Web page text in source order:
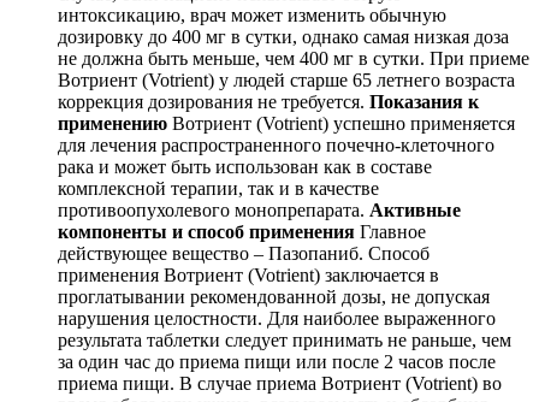
интоксикацию, врач может изменить обычную
дозировку до 400 мг в сутки, однако самая низкая доза
не должна быть меньше, чем 400 мг в сутки. При приеме
Вотриент (Votrient) у людей старше 65 летнего возраста
коррекция дозирования не требуется. Показания к
применению Вотриент (Votrient) успешно применяется
для лечения распространенного почечно-клеточного
рака и может быть использован как в составе
комплексной терапии, так и в качестве
противоопухолевого монопрепарата. Активные
компоненты и способ применения Главное
действующее вещество – Пазопаниб. Способ
применения Вотриент (Votrient) заключается в
проглатывании рекомендованной дозы, не допуская
нарушения целостности. Для наиболее выраженного
результата таблетки следует принимать не раньше, чем
за один час до приема пищи или после 2 часов после
приема пищи. В случае приема Вотриент (Votrient) во